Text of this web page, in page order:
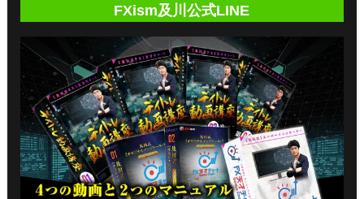
FXism及川公式LINE